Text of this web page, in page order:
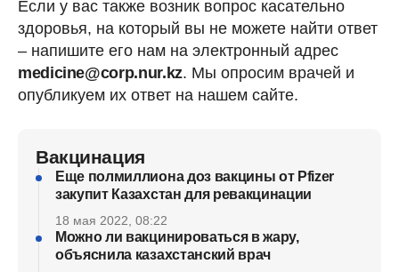
Если у вас также возник вопрос касательно
здоровья, на который вы не можете найти ответ
– напишите его нам на электронный адрес
medicine@corp.nur.kz. Мы опросим врачей и
опубликуем их ответ на нашем сайте.
Вакцинация
Еще полмиллиона доз вакцины от Pfizer
закупит Казахстан для ревакцинации
18 мая 2022, 08:22
Можно ли вакцинироваться в жару,
объяснила казахстанский врач